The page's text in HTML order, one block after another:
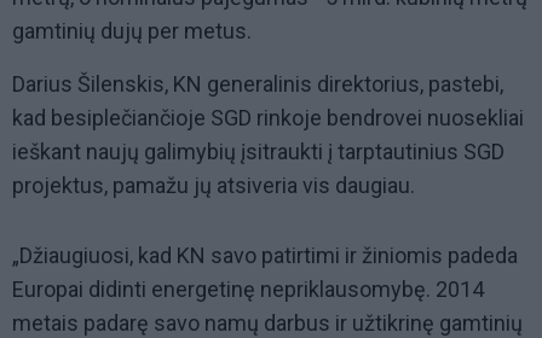
gamtinių dujų per metus.
Darius Šilenskis, KN generalinis direktorius, pastebi,
kad besiplečiančioje SGD rinkoje bendrovei nuosekliai
ieškant naujų galimybių įsitraukti į tarptautinius SGD
projektus, pamažu jų atsiveria vis daugiau.
„Džiaugiuosi, kad KN savo patirtimi ir žiniomis padeda
Europai didinti energetinę nepriklausomybę. 2014
metais padarę savo namų darbus ir užtikrinę gamtinių